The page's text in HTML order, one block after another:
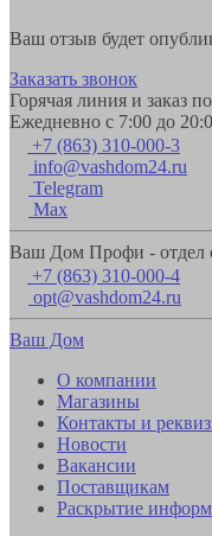
Ваш отзыв будет
Заказать звонок
Горячая линия и заказ
Ежедневно с 7:00 до
+7 (863) 310-000-3
info@vashdom24.ru
Telegram
Max
Ваш Дом Профи - отдел
+7 (863) 310-000-4
opt@vashdom24.ru
Ваш Дом
О компании
Магазины
Контакты и
Новости
Вакансии
Поставщикам
Раскрытие